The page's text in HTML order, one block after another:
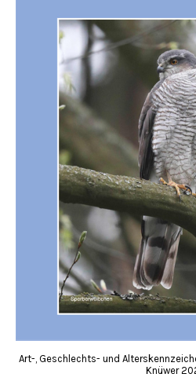
Art-, Geschlechts- und
Knüwer